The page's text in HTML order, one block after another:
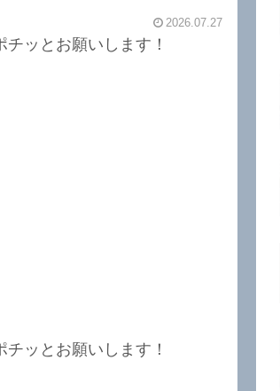
2026.07.27
ッとお願いします！
ッとお願いします！